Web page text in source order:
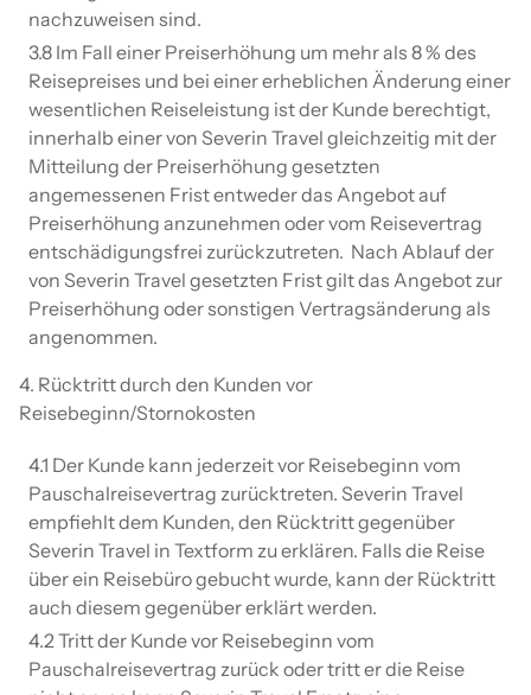
nachzuweisen sind.
3.8 Im Fall einer Preiserhöhung um mehr als 8 % des
Reisepreises und bei einer erheblichen Änderung einer
wesentlichen Reiseleistung ist der Kunde berechtigt,
innerhalb einer von Severin Travel gleichzeitig mit der
Mitteilung der Preiserhöhung gesetzten
angemessenen Frist entweder das Angebot auf
Preiserhöhung anzunehmen oder vom Reisevertrag
entschädigungsfrei zurückzutreten. Nach Ablauf der
von Severin Travel gesetzten Frist gilt das Angebot zur
Preiserhöhung oder sonstigen Vertragsänderung als
angenommen.
4. Rücktritt durch den Kunden vor
Reisebeginn/Stornokosten
4.1 Der Kunde kann jederzeit vor Reisebeginn vom
Pauschalreisevertrag zurücktreten. Severin Travel
empfiehlt dem Kunden, den Rücktritt gegenüber
Severin Travel in Textform zu erklären. Falls die Reise
über ein Reisebüro gebucht wurde, kann der Rücktritt
auch diesem gegenüber erklärt werden.
4.2 Tritt der Kunde vor Reisebeginn vom
Pauschalreisevertrag zurück oder tritt er die Reise